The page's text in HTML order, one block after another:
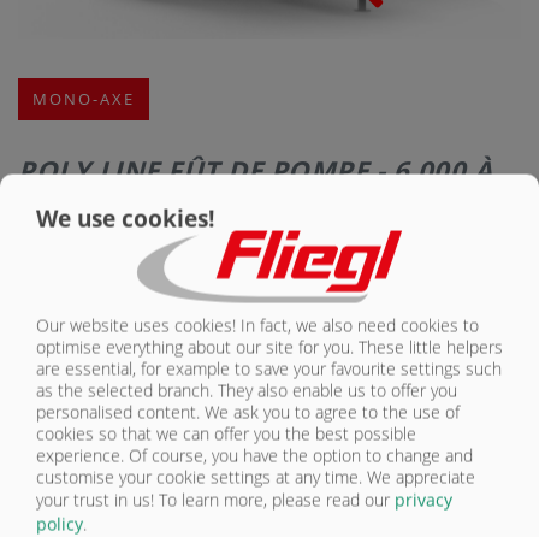
MONO-AXE
POLY LINE FÛT DE POMPE - 6.000 À
11.000 L
Dans notre série POLY LINE à un essieu, nous avons le choix entre les
• PFW 6000
• PFW 9000
• PFW 11000
CONFIGURATEUR DE PRODUITS
We use cookies!
Our website uses cookies! In fact, we also need cookies to
optimise everything about our site for you. These little helpers
are essential, for example to save your favourite settings such
as the selected branch. They also enable us to offer you
personalised content. We ask you to agree to the use of
cookies so that we can offer you the best possible
experience. Of course, you have the option to change and
customise your cookie settings at any time. We appreciate
your trust in us! To learn more, please read our privacy
policy.